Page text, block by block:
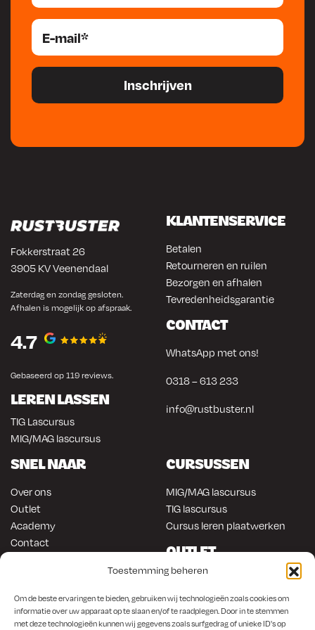
Toestemming beheren
Om de beste ervaringen te bieden, gebruiken wij technologieën zoals cookies om
informatie over uw apparaat op te slaan en/of te raadplegen. Door in te stemmen
met deze technologieën kunnen wij gegevens zoals surfgedrag of unieke ID's op
voor specifieke toepassingen. Wij streven naar langdurige
relaties en werken nauw samen met autoschadebedrijven,
automotivebedrijven en professionals in de lastechniek om bij
in hoogwaardige technische sprays en verbruiksmaterialen,
waar innovatie en kwaliteit samenkomen voor de groei van uw
Fokkerstraat 26
3905 KV Veenendaal
Zaterdag en zondag gesloten.
Afhalen is mogelijk op afspraak.
4.7
Gebaseerd op 119 reviews.
LEREN LASSEN
TIG Lascursus
MIG/MAG lascursus
KLANTENSERVICE
Betalen
Retourneren en ruilen
Bezorgen en afhalen
Tevredenheidsgarantie
CONTACT
WhatsApp met ons!
0318 – 613 233
info@rustbuster.nl
SNEL NAAR
Over ons
Outlet
Academy
Contact
ONLINE KOPEN
Lasapparatuur
Anti-roest producten
CURSUSSEN
MIG/MAG lascursus
TIG lascursus
Cursus leren plaatwerken
OUTLET
Gereedschap
Om en in de auto werken
Lasapparatuur